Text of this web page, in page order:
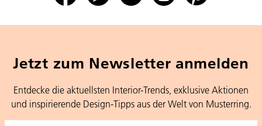
Jetzt zum Newsletter anmelden
Entdecke die aktuellsten Interior-Trends, exklusive Aktionen
und inspirierende Design-Tipps aus der Welt von Musterring.